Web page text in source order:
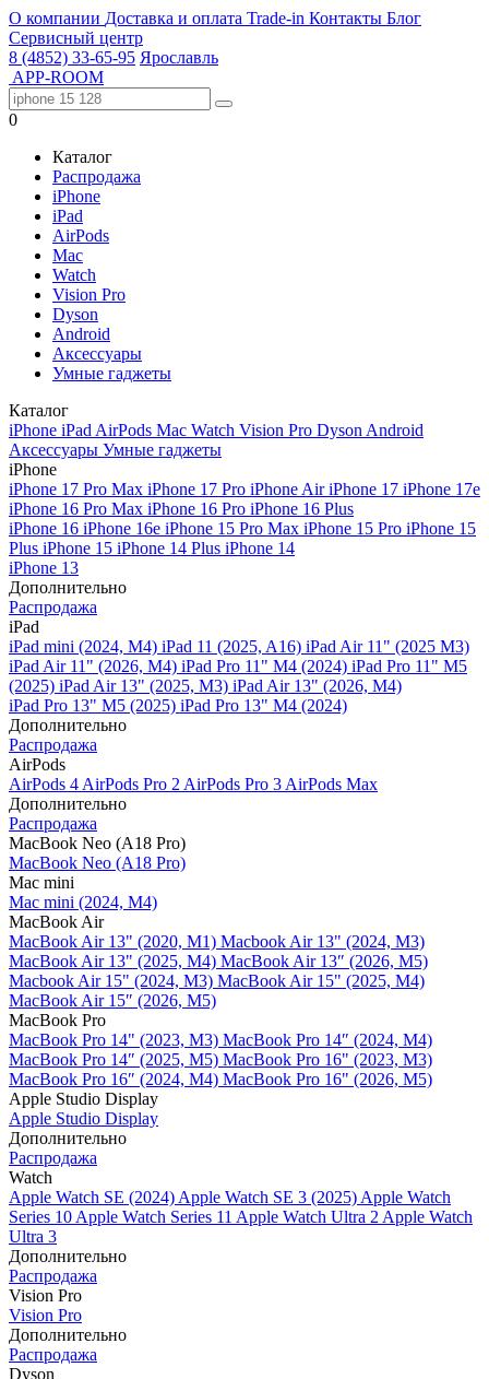
О компании Доставка и оплата Trade-in Контакты Блог
Сервисный центр
8 (4852) 33-65-95 Ярославль
APP-ROOM
0
Каталог
Распродажа
iPhone
iPad
AirPods
Mac
Watch
Vision Pro
Dyson
Android
Аксессуары
Умные гаджеты
Каталог
iPhone iPad AirPods Mac Watch Vision Pro Dyson Android
Аксессуары Умные гаджеты
iPhone
iPhone 17 Pro Max iPhone 17 Pro iPhone AiriPhone 17 iPhone 17e
iPhone 16 Pro Max iPhone 16 Pro iPhone 16 Plus
iPhone 16 iPhone 16e iPhone 15 Pro Max iPhone 15 Pro iPhone 15
Plus iPhone 15 iPhone 14 Plus iPhone 14
iPhone 13
Дополнительно
Распродажа
iPad
iPad mini (2024, M4) iPad 11 (2025, A16) iPad Air 11" (2025 M3)
iPad Air 11" (2026, M4) iPad Pro 11" M4 (2024) iPad Pro 11" M5
(2025) iPad Air 13" (2025, M3) iPad Air 13" (2026, M4)
iPad Pro 13" M5 (2025) iPad Pro 13" M4 (2024)
Дополнительно
Распродажа
AirPods
AirPods 4 AirPods Pro 2 AirPods Pro 3 AirPods Max
Дополнительно
Распродажа
MacBook Neo (A18 Pro)
MacBook Neo (A18 Pro)
Mac mini
Mac mini (2024, M4)
MacBook Air
MacBook Air 13" (2020, M1) Macbook Air 13" (2024, M3)
MacBook Air 13" (2025, M4) MacBook Air 13″ (2026, M5)
Macbook Air 15" (2024, M3) MacBook Air 15" (2025, M4)
MacBook Air 15″ (2026, M5)
MacBook Pro
MacBook Pro 14" (2023, M3) MacBook Pro 14″ (2024, M4)
MacBook Pro 14″ (2025, M5) MacBook Pro 16" (2023, M3)
MacBook Pro 16″ (2024, M4) MacBook Pro 16" (2026, M5)
Apple Studio Display
Apple Studio Display
Дополнительно
Распродажа
Watch
Apple Watch SE (2024) Apple Watch SE 3 (2025) Apple Watch
Series 10 Apple Watch Series 11 Apple Watch Ultra 2 Apple Watch
Ultra 3
Дополнительно
Распродажа
Vision Pro
Vision Pro
Дополнительно
Распродажа
Dyson